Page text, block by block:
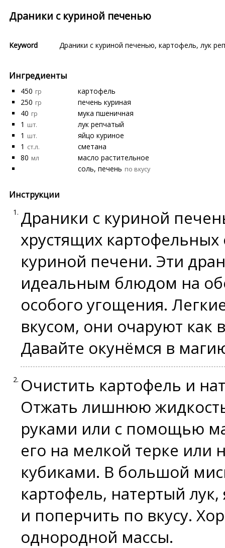
Драники с куриной печенью
Keyword Драники с куриной печенью, картофель, лук
Ингредиенты
450 гр
картофель
250 гр
печень куриная
40 гр
мука пшеничная
1 шт.
лук репчатый
1 шт.
яйцо куриное
1 ст.л.
сметана
80 мл
масло растительное
соль, печень по вкусу
Инструкции
Драники с куриной
хрустящих
куриной печени. Эти
идеальным блюдом на
особого угощения.
вкусом, они очаруют как
Давайте окунёмся в
Очистить картофель и
Отжать лишнюю
руками или с помощью
его на мелкой терке или
кубиками. В большой
картофель, натертый
и поперчить по вкусу.
однородной массы.